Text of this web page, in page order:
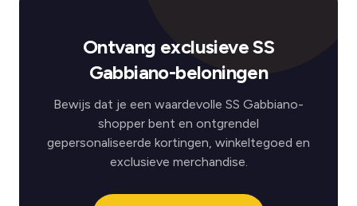
Ontvang exclusieve SS
Gabbiano-beloningen
Bewijs dat je een waardevolle SS Gabbiano-
shopper bent en ontgrendel
gepersonaliseerde kortingen, winkeltegoed en
exclusieve merchandise.